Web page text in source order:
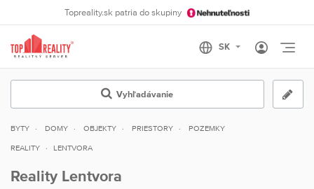
Topreality.sk patria do skupiny
Vyhľadávanie
BYTY DOMY OBJEKTY PRIESTORY POZEMKY
REALITY LENTVORA
Reality Lentvora